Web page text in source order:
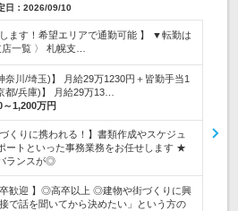
日：2026/09/10
します！希望エリアで通勤可能 】 ▼転勤は
一覧 〉 札幌支…
奈川/埼玉)】 月給29万1230円＋皆勤手当1
都/兵庫)】 月給29万13…
～1,200万円
くりに携われる！】書類作成やスケジュ
ートといった事務業務をお任せします ★
ランスが◎
卒歓迎 】◎高卒以上 ◎建物や街づくりに興
で話を聞いてから決めたい」という方の